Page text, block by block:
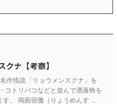
クナ【考察】
作怪談「リョウメンスクナ」を
コトリバコなどと並んで洒落怖を
。 両面宿儺（りょうめんす ...